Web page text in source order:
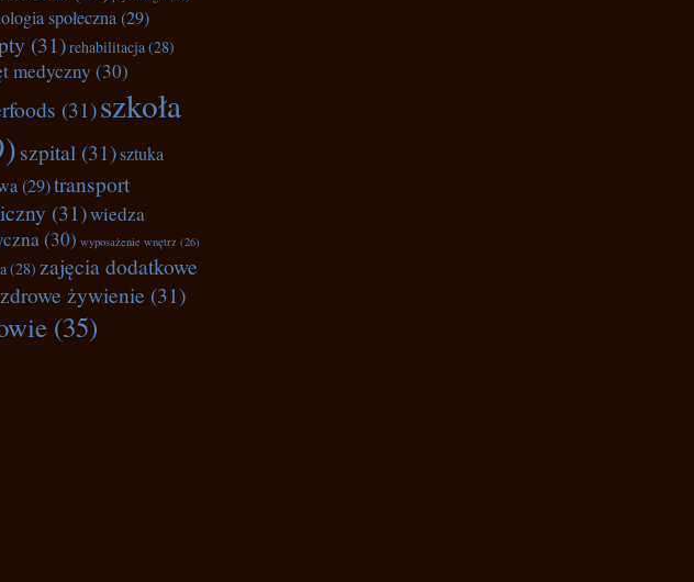
społeczna(29)
(31)rehabilitacja(28)
medyczny (30)
(31)szkoła
szpital (31)sztuka
(29)transport
(31)wiedza
(30) wyposażenie wnętrz (26)
(28) zajęcia dodatkowe
zdrowe żywienie (31)
(35)